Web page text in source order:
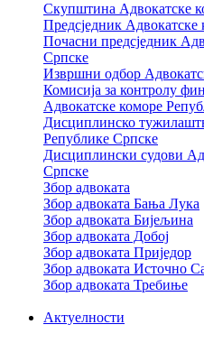
Скупштина Адвокатске
Предсједник
Почасни предсједник
Српске
Извршни одбор
Комисија за контролу
Адвокатске коморе
Дисциплинско
Републике Српске
Дисциплински судови
Српске
Збор адвоката
Збор адвоката Бања Лука
Збор адвоката Бијељина
Збор адвоката Добој
Збор адвоката Приједор
Збор адвоката Источно
Збор адвоката Требиње
Актуелности